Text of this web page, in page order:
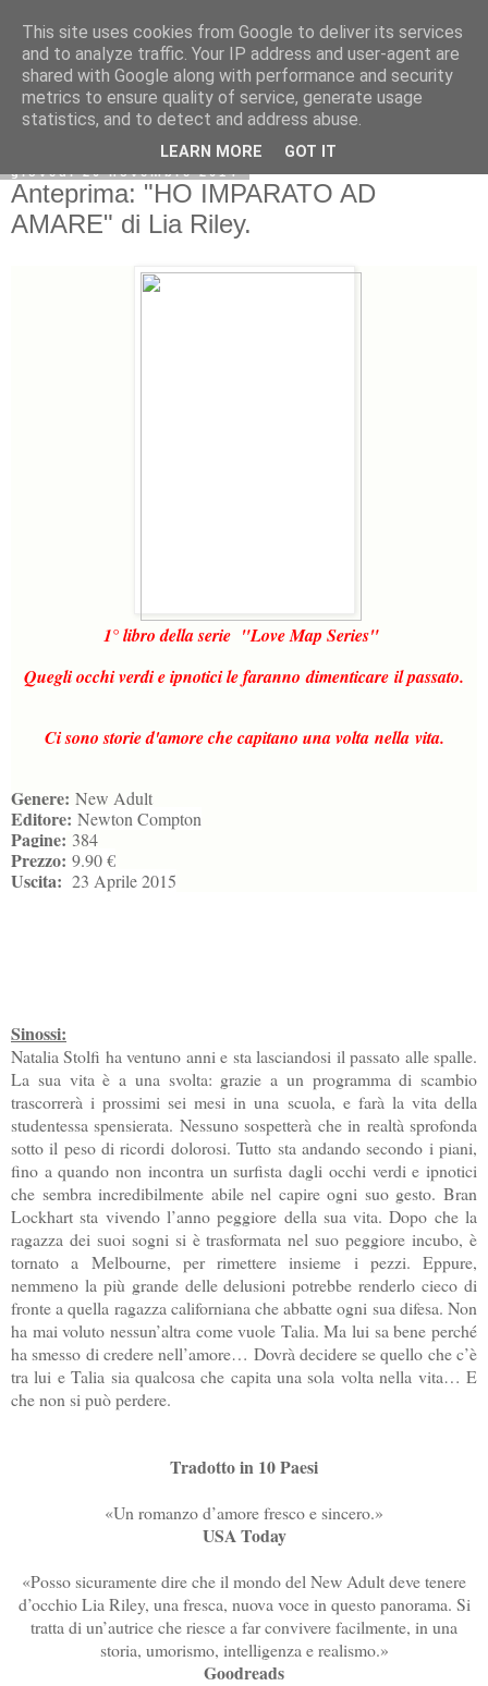
giovedì 20 novembre 2014
Anteprima: "HO IMPARATO AD
AMARE" di Lia Riley.
1° libro della serie "Love Map Series"
Quegli occhi verdi e ipnotici le faranno dimenticare il passato.
Ci sono storie d'amore che capitano una volta nella vita.
Genere: New Adult
Editore: Newton Compton
Pagine: 384
Prezzo: 9.90 €
Uscita: 23 Aprile 2015
Sinossi:
Natalia Stolfi ha ventuno anni e sta lasciandosi il passato alle spalle.
La sua vita è a una svolta: grazie a un programma di scambio
trascorrerà i prossimi sei mesi in una scuola, e farà la vita della
studentessa spensierata. Nessuno sospetterà che in realtà sprofonda
sotto il peso di ricordi dolorosi. Tutto sta andando secondo i piani,
fino a quando non incontra un surfista dagli occhi verdi e ipnotici
che sembra incredibilmente abile nel capire ogni suo gesto. Bran
Lockhart sta vivendo l’anno peggiore della sua vita. Dopo che la
ragazza dei suoi sogni si è trasformata nel suo peggiore incubo, è
tornato a Melbourne, per rimettere insieme i pezzi. Eppure,
nemmeno la più grande delle delusioni potrebbe renderlo cieco di
fronte a quella ragazza californiana che abbatte ogni sua difesa. Non
ha mai voluto nessun’altra come vuole Talia. Ma lui sa bene perché
ha smesso di credere nell’amore… Dovrà decidere se quello che c’è
tra lui e Talia sia qualcosa che capita una sola volta nella vita… E
che non si può perdere.
Tradotto in 10 Paesi
«Un romanzo d’amore fresco e sincero.»
USA Today
«Posso sicuramente dire che il mondo del New Adult deve tenere
d’occhio Lia Riley, una fresca, nuova voce in questo panorama. Si
tratta di un’autrice che riesce a far convivere facilmente, in una
storia, umorismo, intelligenza e realismo.»
Goodreads
This site uses cookies from Google to deliver its services
and to analyze traffic. Your IP address and user-agent are
shared with Google along with performance and security
metrics to ensure quality of service, generate usage
statistics, and to detect and address abuse.
LEARN MORE GOT IT